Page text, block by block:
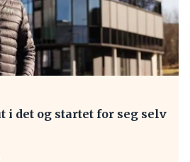
i det og startet for seg selv